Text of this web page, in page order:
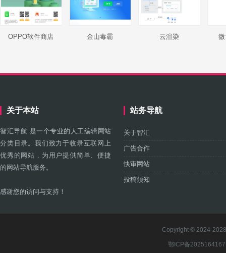
OPPO软件商店 金山毒霸 云渲染
关于本站
智汇导航 是一个专业的人工编辑网站
分类目录。我们致力于收录互联网上
优秀的网站，为用户提供简单、便捷
的网站导航服务。
感谢您的访问与支持！
站务导航
关于智汇
广告合作
快审网站
投稿须知
Copyright © 2024-
鄂ICP备